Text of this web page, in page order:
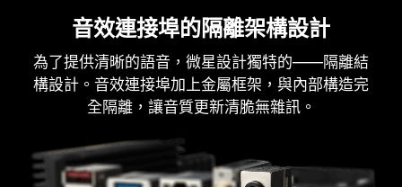
音效連接埠的隔離架構設計
為了提供清晰的語音，微星設計獨特的——隔離結
構設計。音效連接埠加上金屬框架，與內部構造完
全隔離，讓音質更新清脆無雜訊。
火焰 呼吸
式上。
AIDA64 EXTREME 獨家版本
微星主機板提供AIDA64 Extreme 獨家版本60 天免
費試用。 AIDA64 Extreme 是一款電腦軟硬體偵測